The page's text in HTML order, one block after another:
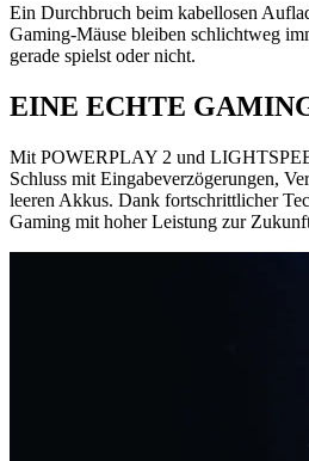
Ein Durchbruch beim kabellosen
Gaming-Mäuse bleiben schlichtweg
gerade spielst oder nicht.
EINE ECHTE
Mit POWERPLAY 2 und
Schluss mit Eingabeverzögerungen,
leeren Akkus. Dank fortschrittlicher
Gaming mit hoher Leistung zur